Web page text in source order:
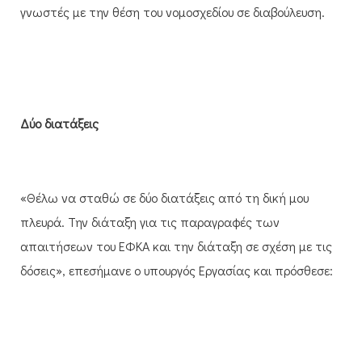
γνωστές με την θέση του νομοσχεδίου σε διαβούλευση.
Δύο διατάξεις
«Θέλω να σταθώ σε δύο διατάξεις από τη δική μου
πλευρά. Την διάταξη για τις παραγραφές των
απαιτήσεων του ΕΦΚΑ και την διάταξη σε σχέση με τις
δόσεις», επεσήμανε ο υπουργός Εργασίας και πρόσθεσε: